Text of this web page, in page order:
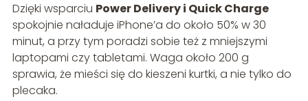
Dzięki wsparciu Power Delivery i Quick Charge
spokojnie naładuje iPhone’a do około 50% w 30
minut, a przy tym poradzi sobie też z mniejszymi
laptopami czy tabletami. Waga około 200 g
sprawia, że mieści się do kieszeni kurtki, a nie tylko do
plecaka.